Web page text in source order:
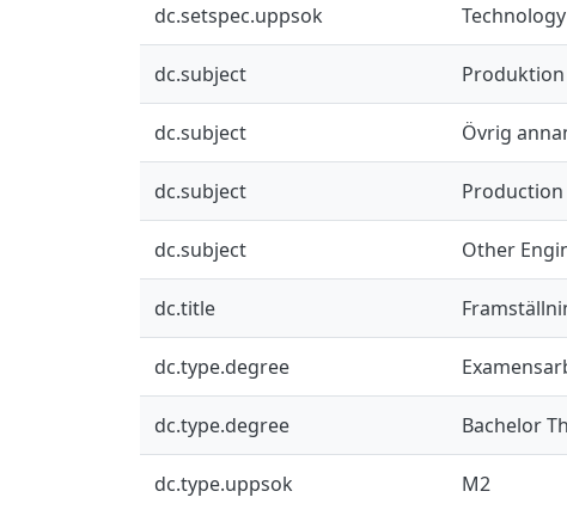
dc.setspec.uppsok Technology
dc.subject Produktion
dc.subject Övrig
dc.subject Production
dc.subject Other
dc.title
dc.type.degree
dc.type.degree Bachelor
dc.type.uppsok M2